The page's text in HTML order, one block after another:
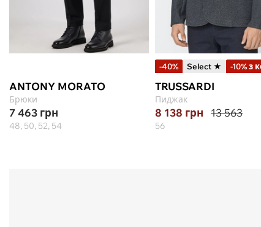
ANTONY MORATO
Брюки
7 463 грн
48, 50, 52, 54
-40% Select ★ -10% з
TRUSSARDI
Пиджак
8 138 грн 13 563
56